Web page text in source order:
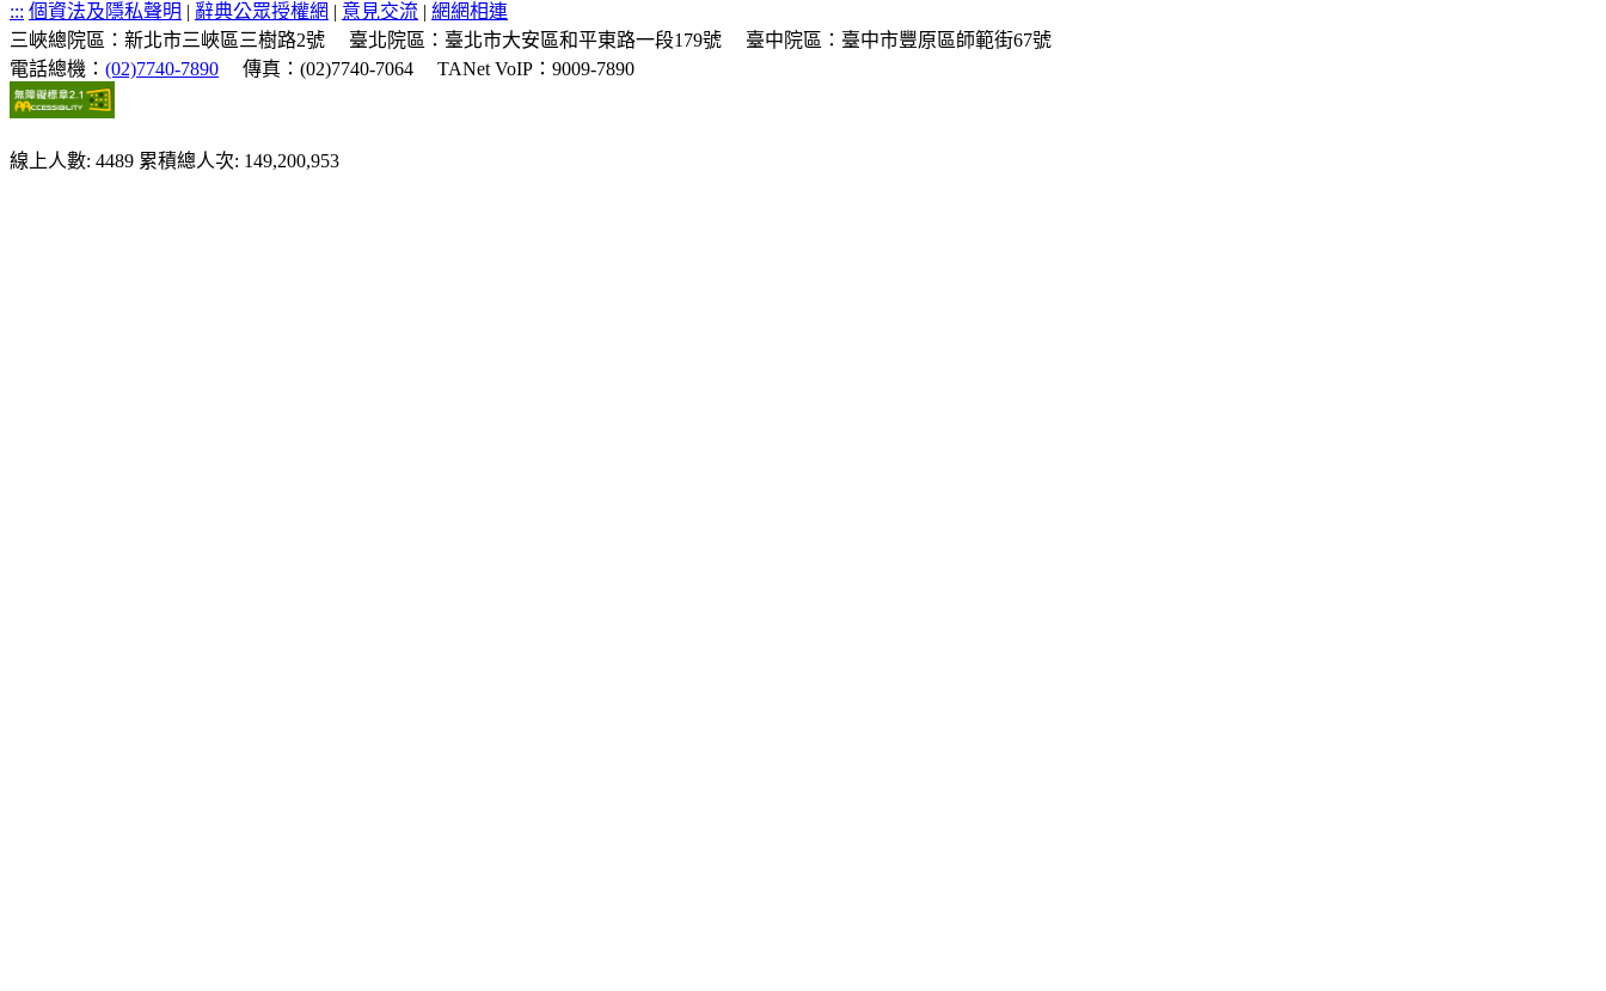
::: 個資法及隱私聲明 | 辭典公眾授權網 | 意見交流 | 網網相連
三峽總院區：新北市三峽區三樹路2號
臺北院區：臺北市大安區和平東路一段179號
臺中院區：臺中市豐原區師範街67號
電話總機： (02)7740-7890 傳真：(02)7740-7064 TANet VoIP：9009-7890
線上人數: 4489 累積總人次: 149,200,953